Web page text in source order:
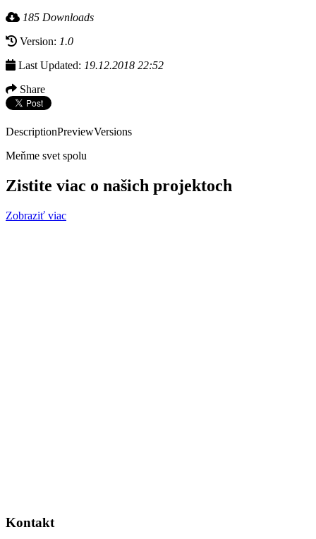
185 Downloads
Version: 1.0
Last Updated: 19.12.2018 22:52
Share
DescriptionPreviewVersions
Meňme svet spolu
Zistite viac o našich projektoch
Zobraziť viac
Kontakt